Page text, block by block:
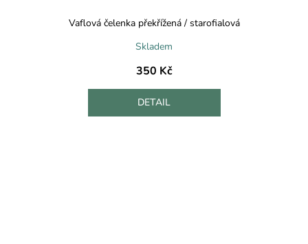
Vaflová čelenka překřížená / starofialová
Skladem
350 Kč
DETAIL